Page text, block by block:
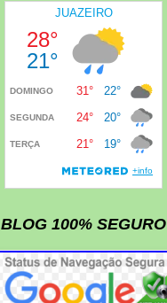
BLOG 100% SEGURO